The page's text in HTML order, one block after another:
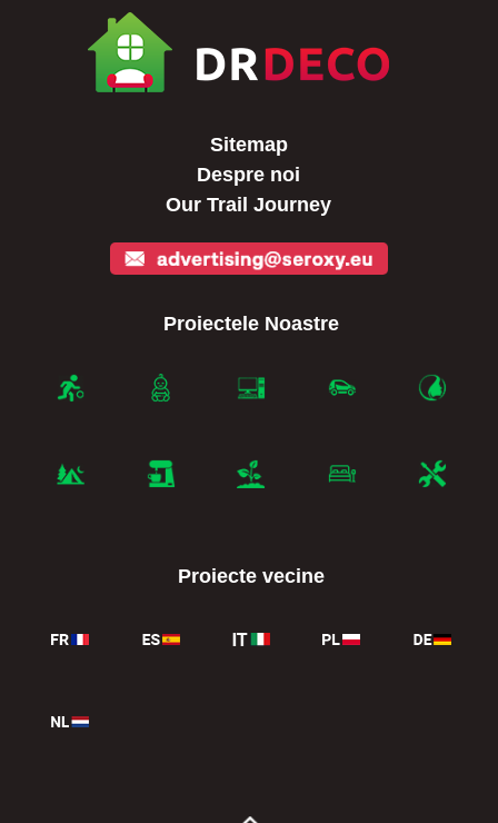
Sitemap
Despre noi
Our Trail Journey
Proiectele Noastre
Proiecte vecine